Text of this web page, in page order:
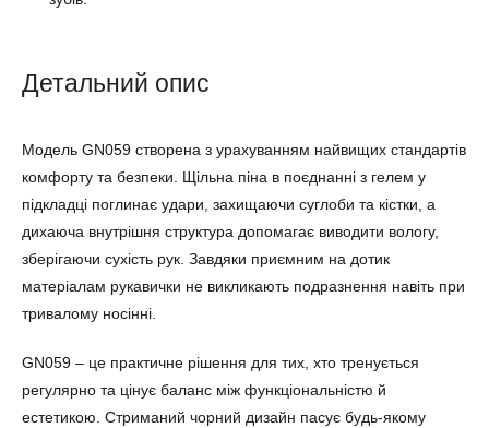
Детальний опис
Модель GN059 створена з урахуванням найвищих стандартів
комфорту та безпеки. Щільна піна в поєднанні з гелем у
підкладці поглинає удари, захищаючи суглоби та кістки, а
дихаюча внутрішня структура допомагає виводити вологу,
зберігаючи сухість рук. Завдяки приємним на дотик
матеріалам рукавички не викликають подразнення навіть при
тривалому носінні.
GN059 – це практичне рішення для тих, хто тренується
регулярно та цінує баланс між функціональністю й
естетикою. Стриманий чорний дизайн пасує будь-якому